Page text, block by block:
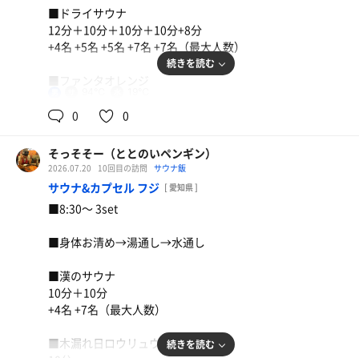
餃子、極王唐揚、キムチ炒飯
麦茶
■ドライサウナ
12分＋10分＋10分＋10分+8分
+4名 +5名 +5名 +7名 +7名（最大人数）
【外気温】32.1℃
【 風 】微風
【整い度】☆☆☆⭐︎（3.5/5.0）
【一言】
その後初訪問のこちらへ。
◆サ室
・3段式(7名)+2段式（9名）のL字型、定員16名
・温度は94℃とらしいカラカラ系
・座幅はまずまず広めで胡座◯
続きを読む
0 0
そっそそー（ととのいペンギン）
2026.07.20 10回目の訪問 サウナ飯
サウナ&カプセル フジ [ 愛知県 ]
■8:30〜 3set
■身体お清め→湯通し→水通し
■漢のサウナ
10分＋10分
+4名 +7名（最大人数）
■木漏れ日ロウリュウ 続きを読む